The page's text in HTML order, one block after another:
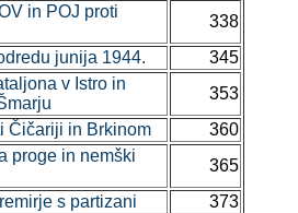
in POJ proti
338
junija 1944.
345
v Istro in
353
in Brkinom
360
in nemški
365
s partizani
373